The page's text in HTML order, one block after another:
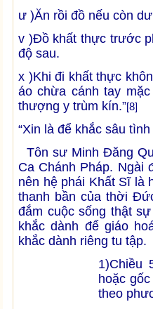
ư )Ăn rồi đồ nếu còn
v )Đồ khất thực trước
độ sau.
x )Khi đi khất thực
áo chừa cánh tay
thượng y trùm kín.”[8]
“Xin là để khắc sâu tình
Tôn sư Minh Đăng
Ca Chánh Pháp. Ngài
nên hệ phái Khất Sĩ là
thanh bần của thời
đắm cuộc sống thật
khắc dành để giáo
khắc dành riêng tu tập.
1)Chiều
hoặc
theo